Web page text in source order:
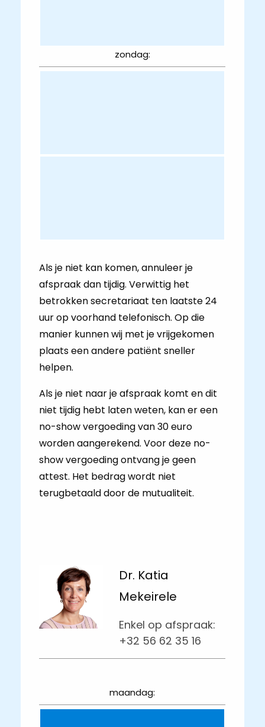
zondag:
Als je niet kan komen, annuleer je
afspraak dan tijdig. Verwittig het
betrokken secretariaat ten laatste 24
uur op voorhand telefonisch. Op die
manier kunnen wij met je vrijgekomen
plaats een andere patiënt sneller
helpen.
Als je niet naar je afspraak komt en dit
niet tijdig hebt laten weten, kan er een
no-show vergoeding van 30 euro
worden aangerekend. Voor deze no-
show vergoeding ontvang je geen
attest. Het bedrag wordt niet
terugbetaald door de mutualiteit.
Dr. Katia
Mekeirele
Enkel op afspraak:
+32 56 62 35 16
maandag: